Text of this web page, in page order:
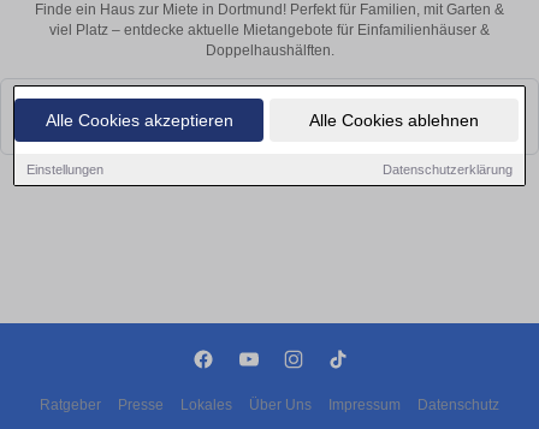
Alle Cookies akzeptieren Alle Cookies ablehnen
Einstellungen Datenschutzerklärung
Finde ein Haus zur Miete in Dortmund! Perfekt für Familien, mit Garten &
viel Platz – entdecke aktuelle Mietangebote für Einfamilienhäuser &
Doppelhaushälften.
Leider konnten wir derzeit keine passenden Objekte finden. Schauen Sie
bald wieder vorbei!
Ratgeber Presse Lokales Über Uns Impressum Datenschutz